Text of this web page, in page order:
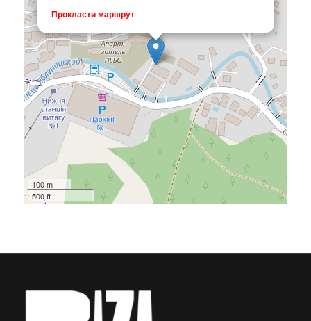
Прокласти маршрут
100 m
500 ft